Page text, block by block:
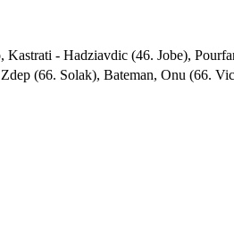
- Hadziavdic (46. Jobe),
(66. Solak), Bateman, Onu (66.